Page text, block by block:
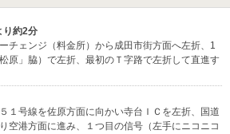
り約2分
チェンジ（料金所）から成田市街方面へ左折、1
原」脇）で左折、最初のＴ字路で左折して直進す
１号線を佐原方面に向かい寺台ＩＣを左折、国道
空港方面に進み、１つ目の信号（左手にニコニコ